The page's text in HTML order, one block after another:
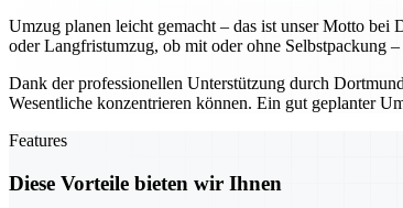
Umzug planen leicht gemacht – das ist unser Motto bei
oder Langfristumzug, ob mit oder ohne Selbstpackung
Dank der professionellen Unterstützung durch
Wesentliche konzentrieren können. Ein gut geplanter
Features
Diese Vorteile bieten wir Ihnen